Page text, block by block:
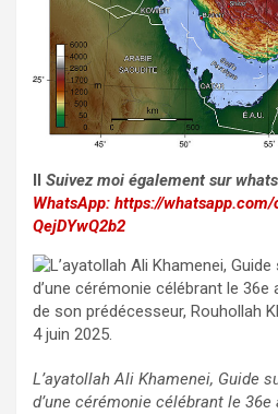
II Suivez moi également sur
WhatsApp: https://
QejDYwQ2b2
L’ayatollah Ali Khamenei, Guide
d’une cérémonie célébrant le